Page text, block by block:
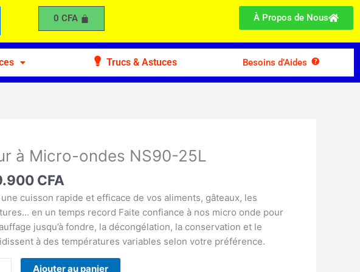
0 CFA À Propos de Nous
Trucs & Astuces Besoins d’Aides
à Micro-ondes NS90-25L
CFA
cuisson rapide et efficace de vos aliments, gâteaux, les
en un temps record Faite confiance à nos micro onde pour
jusqu’à fondre, la décongélation, la conservation et le
à des températures variables selon votre préférence.
Ajouter au panier
NS90-
25L